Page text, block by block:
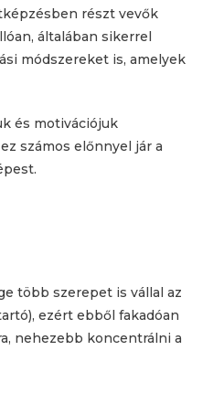
részt vevők
általában sikerrel
módszereket is, amelyek
és motivációjuk
számos előnnyel jár a
több szerepet is vállal az
ezért ebből fakadóan
nehezebb koncentrálni a